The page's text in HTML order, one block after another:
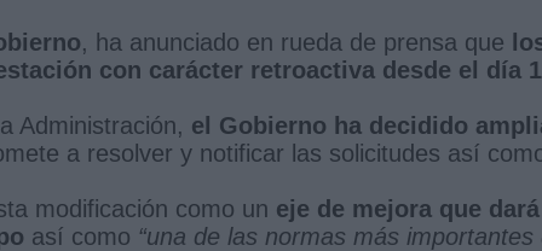
, ha anunciado en rueda de prensa que
con carácter retroactiva desde el día 1
Administración, el Gobierno ha decidido
a resolver y notificar las solicitudes así
modificación como un eje de mejora que dará
así como “una de las normas más importantes